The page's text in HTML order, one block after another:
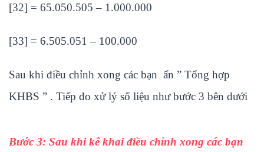
[32] = 65.050.505 – 1.000.000
[33] = 6.505.051 – 100.000
Sau khi điều chỉnh xong các bạn ấn ” Tổng hợp
KHBS ” . Tiếp đo xử lý số liệu như bước 3 bên dưới
Bước 3: Sau khi kê khai điều chỉnh xong các bạn